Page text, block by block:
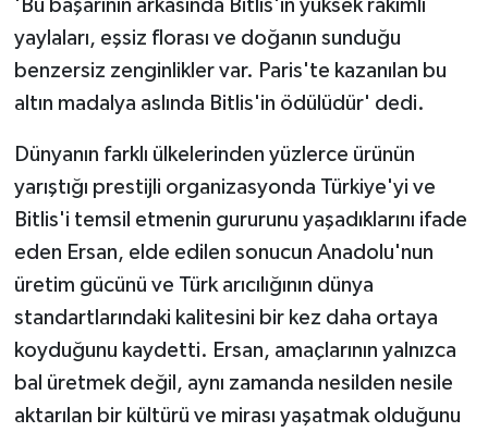
'Bu başarının arkasında Bitlis'in yüksek rakımlı
yaylaları, eşsiz florası ve doğanın sunduğu
benzersiz zenginlikler var. Paris'te kazanılan bu
altın madalya aslında Bitlis'in ödülüdür' dedi.
Dünyanın farklı ülkelerinden yüzlerce ürünün
yarıştığı prestijli organizasyonda Türkiye'yi ve
Bitlis'i temsil etmenin gururunu yaşadıklarını ifade
eden Ersan, elde edilen sonucun Anadolu'nun
üretim gücünü ve Türk arıcılığının dünya
standartlarındaki kalitesini bir kez daha ortaya
koyduğunu kaydetti. Ersan, amaçlarının yalnızca
bal üretmek değil, aynı zamanda nesilden nesile
aktarılan bir kültürü ve mirası yaşatmak olduğunu
ÜLKE GÜNDEMİ
YAŞAM
YEREL
Yerel Haberler